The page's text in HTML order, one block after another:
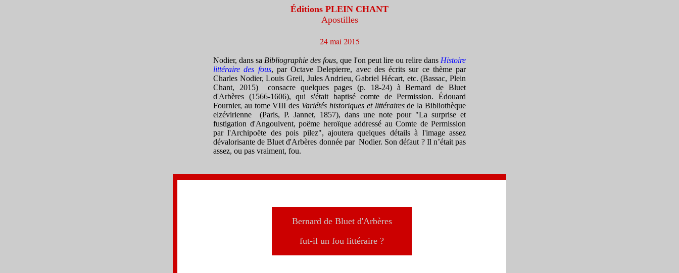
Éditions PLEIN CHANT
Apostilles
24 mai 2015
Nodier, dans sa Bibliographie des fous, que l'on peut lire ou relire dans Histoire
littéraire des fous, par Octave Delepierre, avec des écrits sur ce thème par
Charles Nodier, Louis Greil, Jules Andrieu, Gabriel Hécart, etc. (Bassac, Plein
Chant, 2015) consacre quelques pages (p. 18-24) à Bernard de Bluet
d'Arbères (1566-1606), qui s'était baptisé comte de Permission. Édouard
Fournier, au tome VIII des Variétés historiques et littérairesde la Bibliothèque
elzévirienne (Paris, P. Jannet, 1857), dans une note pour "La surprise et
fustigation d'Angoulvent, poëme heroïque addressé au Comte de Permission
par l'Archipoëte des pois pilez", ajoutera quelques détails à l'image assez
dévalorisantede Bluet d'Arbères donnée parNodier. Son défaut ? Il n’était pas
assez, ou pas vraiment, fou.
Bernard de Bluet d'Arbères
fut-il un fou littéraire ?